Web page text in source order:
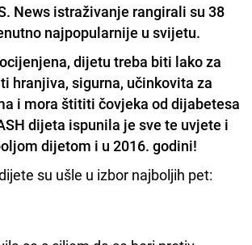
News istraživanje rangirali su 38
najpopularnije u svijetu.
dijetu treba biti lako za
hranjiva, sigurna, učinkovita za
i mora štititi čovjeka od dijabetesa
dijeta ispunila je sve te uvjete i
dijetom i u 2016. godini!
su ušle u izbor najboljih pet: